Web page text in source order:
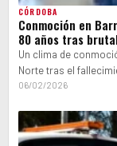
CÓRDOBA
Conmoción en
80 años tras
Un clima de
Norte tras el
06/02/2026